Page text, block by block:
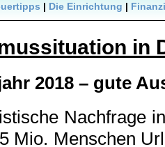
| Die Einrichtung |
in
2018 – gute
Nachfrage
Mio. Menschen